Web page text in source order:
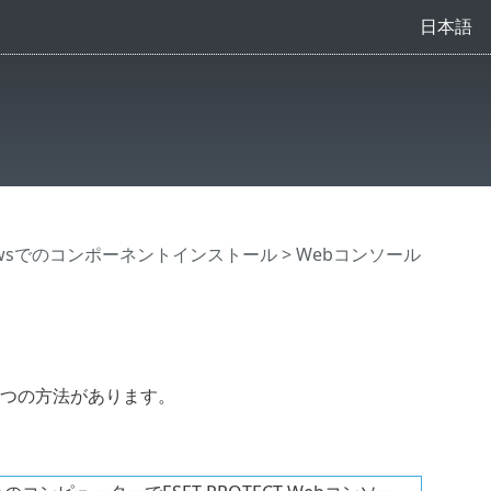
日本語
でのコンポーネントインストール> Webコンソール
の方法があります。